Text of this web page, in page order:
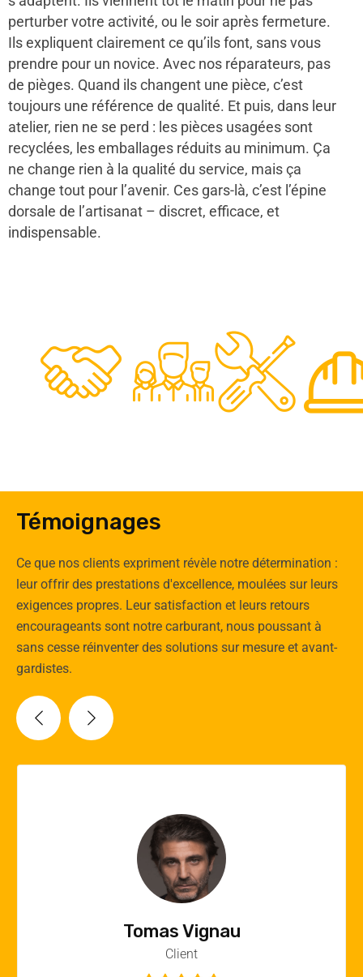
perturber votre activité, ou le soir après fermeture.
Ils expliquent clairement ce qu’ils font, sans vous
prendre pour un novice. Avec nos réparateurs, pas
de pièges. Quand ils changent une pièce, c’est
toujours une référence de qualité. Et puis, dans leur
atelier, rien ne se perd : les pièces usagées sont
recyclées, les emballages réduits au minimum. Ça
ne change rien à la qualité du service, mais ça
change tout pour l’avenir. Ces gars-là, c’est l’épine
dorsale de l’artisanat – discret, efficace, et
indispensable.
48
0
50
Experts
Témoignages
Ce que nos clients expriment révèle notre détermination :
leur offrir des prestations d'excellence, moulées sur leurs
exigences propres. Leur satisfaction et leurs retours
encourageants sont notre carburant, nous poussant à
sans cesse réinventer des solutions sur mesure et avant-
gardistes.
Vincent Quere
Client